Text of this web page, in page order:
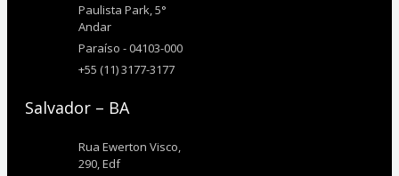
Paulista Park, 5°
Andar
Paraíso - 04103-000
+55 (11) 3177-3177
Salvador – BA
Rua Ewerton Visco,
290, Edf